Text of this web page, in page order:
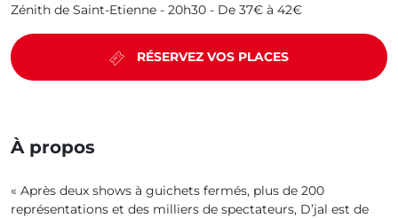
Zénith de Saint-Etienne - 20h30 - De 37€ à 42€
RÉSERVEZ VOS PLACES
À propos
« Après deux shows à guichets fermés, plus de 200
représentations et des milliers de spectateurs, D’jal est de